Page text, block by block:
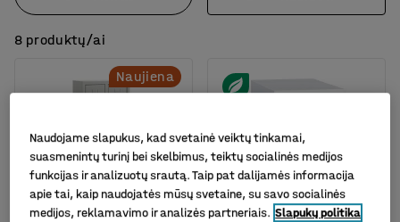
8 produktų/ai
Naujiena
Naudojame slapukus, kad svetainė veiktų tinkamai,
suasmenintų turinį bei skelbimus, teiktų socialinės medijos
funkcijas ir analizuotų srautą. Taip pat dalijamės informacija
apie tai, kaip naudojatės mūsų svetaine, su savo socialinės
medijos, reklamavimo ir analizės partneriais. Slapukų politika